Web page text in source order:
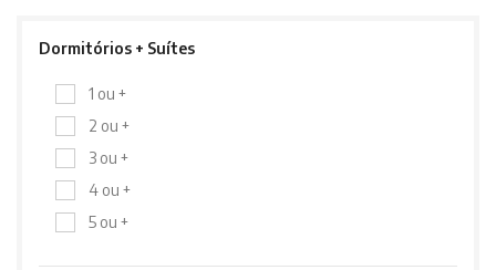
Dormitórios + Suítes
1 ou +
2 ou +
3 ou +
4 ou +
5 ou +